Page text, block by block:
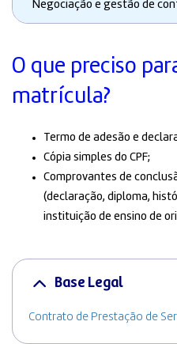
Negociação e gestão de
O que preciso
matrícula?
Termo de adesão e
Cópia simples do CPF;
Comprovantes de
(declaração, diploma,
instituição de ensino de
Base Legal
Contrato de Prestação de